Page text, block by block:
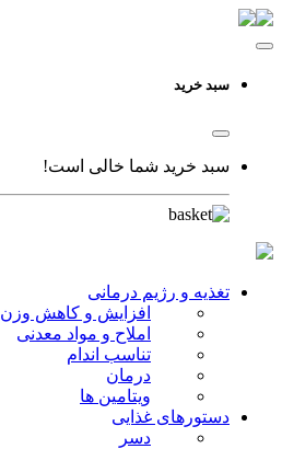
سبد خرید
سبد خرید شما خالی است!
تغذیه و رژیم درمانی
افزایش و کاهش وزن
املاح و مواد معدنی
تناسب اندام
درمان
ویتامین ها
دستورهای غذایی
دسر